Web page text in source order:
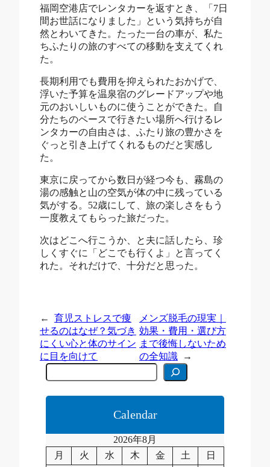
福岡空港店でレンタカーを返すとき、「7日
間お世話になりました」という気持ちが自
然とわいてきた。たった一台の車が、私た
ちふたりの旅のすべての移動を支えてくれ
た。
長期利用でも費用を抑えられたおかげで、
浮いた予算を温泉宿のグレードアップや地
元のおいしいものに使うことができた。自
分たちのペースで行きたい場所へ行けるレ
ンタカーの自由さは、ふたり旅の豊かさを
ぐっと引き上げてくれるものだと実感し
た。
東京に戻ってから数日が経つ今も、霧島の
湯の感触と山の空気が体の中に残っている
気がする。52歳にして、旅の楽しさをもう
一度教えてもらった旅だった。
次はどこへ行こうか、と夫に話したら、珍
しくすぐに「どこでも行くよ」と言ってく
れた。それだけで、十分だと思った。
←
育児ストレスで痩
せるのはなぜ？気づき
にくい心と体のサイン
に目を向けて
メンズ脱毛の現実｜
効果・費用・選び方
まで後悔しないため
の全知識
→
C
e
c
Calendar
2026年8月
月
火 水 木 金 土
日